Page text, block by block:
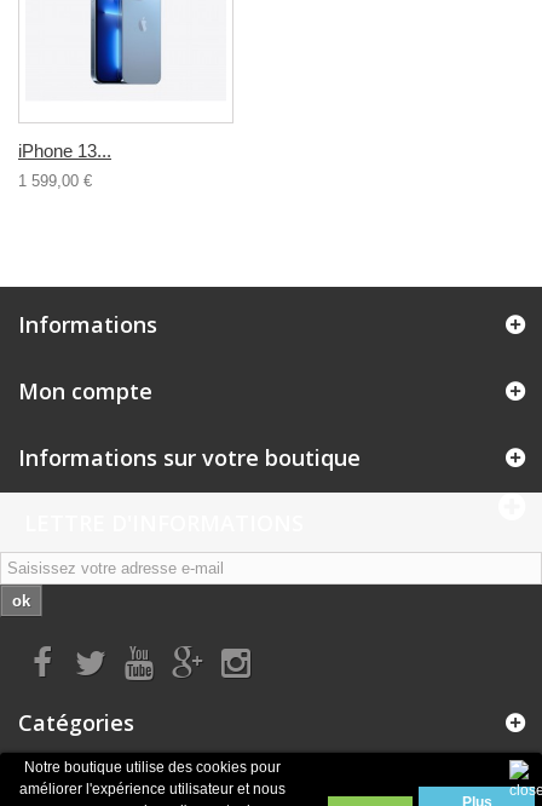
Notre boutique utilise des cookies pour
améliorer l'expérience utilisateur et nous
Plus
iPhone 13...
1 599,00 €
Informations
Mon compte
Informations sur votre boutique
ok
Catégories